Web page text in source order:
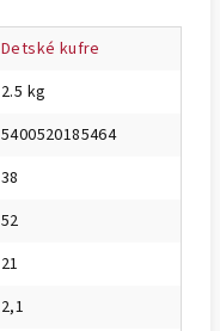
Detské kufre
2.5 kg
5400520185464
38
52
21
2,1